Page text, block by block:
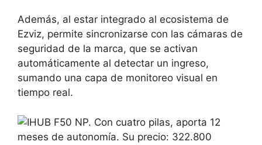
Además, al estar integrado al ecosistema de
Ezviz, permite sincronizarse con las cámaras de
seguridad de la marca, que se activan
automáticamente al detectar un ingreso,
sumando una capa de monitoreo visual en
tiempo real.